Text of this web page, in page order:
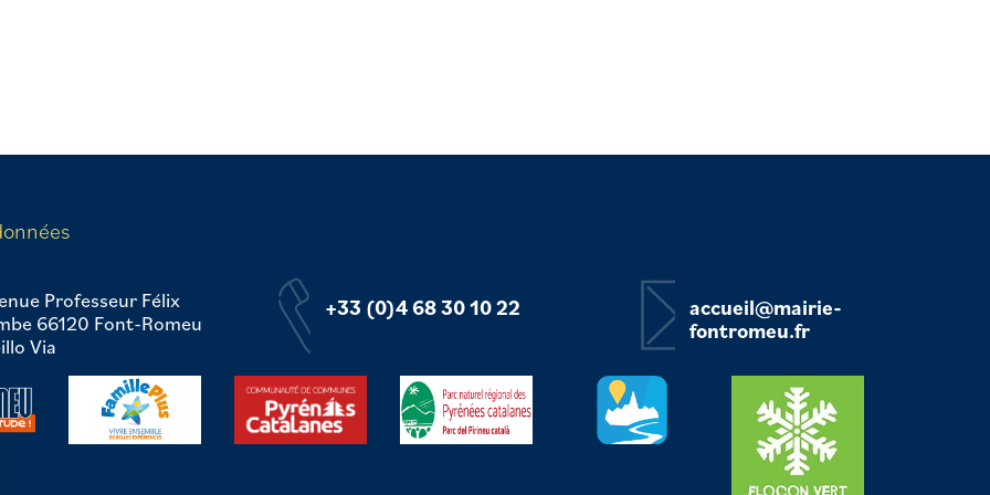
Professeur Félix
66120 Font-Romeu
Via
+33 (0)4 68 30 10 22
accueil@mairie-
fontromeu.fr